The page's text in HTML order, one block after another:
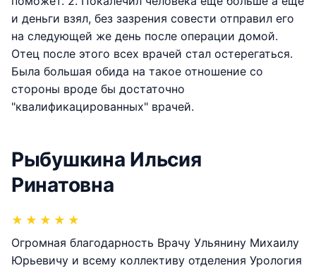
и деньги взял, без зазрения совести отправил его
на следующей же день после операции домой.
Отец после этого всех врачей стал остерегаться.
Была большая обида на такое отношение со
стороны вроде бы достаточно
"квалификацированных" врачей.
Рыбушкина Ильсия
Ринатовна
★ ★ ★ ★ ★
Огромная благодарность Врачу Ульянину Михаилу
Юрьевичу и всему коллективу отделения Урология